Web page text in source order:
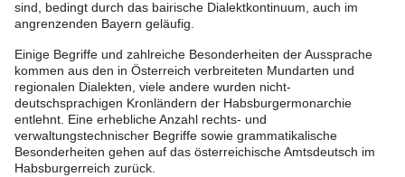
sind, bedingt durch das bairische Dialektkontinuum, auch im
angrenzenden Bayern geläufig.
Einige Begriffe und zahlreiche Besonderheiten der Aussprache
kommen aus den in Österreich verbreiteten Mundarten und
regionalen Dialekten, viele andere wurden nicht-
deutschsprachigen Kronländern der Habsburgermonarchie
entlehnt. Eine erhebliche Anzahl rechts- und
verwaltungstechnischer Begriffe sowie grammatikalische
Besonderheiten gehen auf das österreichische Amtsdeutsch im
Habsburgerreich zurück.